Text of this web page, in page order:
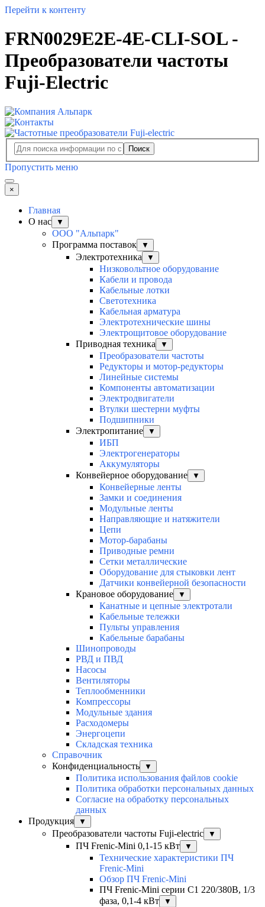
Перейти к контенту
FRN0029E2E-4E-CLI-SOL -
Преобразователи частоты
Fuji-Electric
Поиск
Пропустить меню
×
Главная
О нас
▼
ООО "Альпарк"
Программа поставок
▼
Электротехника ▼
Низковольтное оборудование
Кабели и провода
Кабельные лотки
Светотехника
Кабельная арматура
Электротехнические шины
Электрощитовое оборудование
Приводная техника
▼
Преобразователи частоты
Редукторы и мотор-редукторы
Линейные системы
Компоненты автоматизации
Электродвигатели
Втулки шестерни муфты
Подшипники
Электропитание
▼
ИБП
Электрогенераторы
Аккумуляторы
Конвейерное оборудование
▼
Конвейерные ленты
Замки и соединения
Модульные ленты
Направляющие и натяжители
Цепи
Мотор-барабаны
Приводные ремни
Сетки металлические
Оборудование для стыковки лент
Датчики конвейерной безопасности
Крановое оборудование
▼
Канатные и цепные электротали
Кабельные тележки
Пульты управления
Кабельные барабаны
Шинопроводы
РВД и ПВД
Насосы
Вентиляторы
Теплообменники
Компрессоры
Модульные здания
Расходомеры
Энергоцепи
Складская техника
Справочник
Конфиденциальность
▼
Политика использования файлов cookie
Политика обработки персональных данных
Согласие на обработку персональных
данных
Продукция
▼
Преобразователи частоты Fuji-electric ▼
ПЧ Frenic-Mini 0,1-15 кВт ▼
Технические характеристики ПЧ
Frenic-Mini
Обзор ПЧ Frenic-Mini
ПЧ Frenic-Mini серии C1 220/380В, 1/3
фаза, 0,1-4 кВт
▼